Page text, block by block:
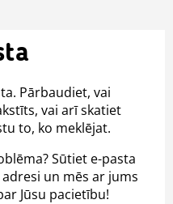
Pārbaudiet, vai
vai arī skatiet
to, ko meklējat.
Sūtiet e-pasta
un mēs ar jums
Jūsu pacietību!